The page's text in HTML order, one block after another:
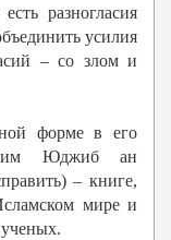
разногласия
усилия
– со злом и
форме в его
Юджиб ан
– книге,
мире и